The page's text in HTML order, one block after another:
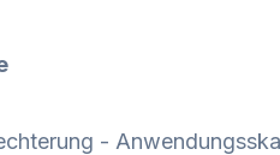
-